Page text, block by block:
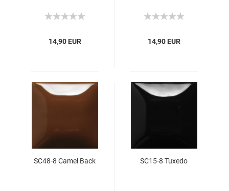
14,90 EUR 14,90 EUR
SC48-8 Camel Back SC15-8 Tuxedo